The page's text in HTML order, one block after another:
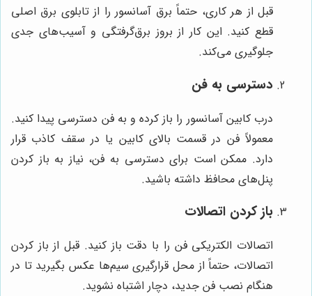
قبل از هر کاری، حتماً برق آسانسور را از تابلوی برق اصلی
قطع کنید. این کار از بروز برق‌گرفتگی و آسیب‌های جدی
جلوگیری می‌کند.
دسترسی به فن
درب کابین آسانسور را باز کرده و به فن دسترسی پیدا کنید.
معمولاً فن در قسمت بالای کابین یا در سقف کاذب قرار
دارد. ممکن است برای دسترسی به فن، نیاز به باز کردن
پنل‌های محافظ داشته باشید.
باز کردن اتصالات
اتصالات الکتریکی فن را با دقت باز کنید. قبل از باز کردن
اتصالات، حتماً از محل قرارگیری سیم‌ها عکس بگیرید تا در
هنگام نصب فن جدید، دچار اشتباه نشوید.